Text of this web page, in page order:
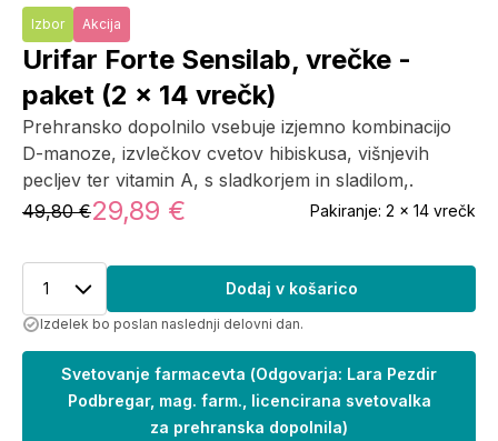
Izbor Akcija
Urifar Forte Sensilab, vrečke -
paket (2 x 14 vrečk)
Prehransko dopolnilo vsebuje izjemno kombinacijo
D-manoze, izvlečkov cvetov hibiskusa, višnjevih
pecljev ter vitamin A, s sladkorjem in sladilom,.
49,80 €29,89 € Pakiranje: 2 x 14 vrečk
1 Dodaj v košarico
Izdelek bo poslan naslednji delovni dan.
Svetovanje farmacevta (Odgovarja: Lara Pezdir
Podbregar, mag. farm., licencirana svetovalka
za prehranska dopolnila)